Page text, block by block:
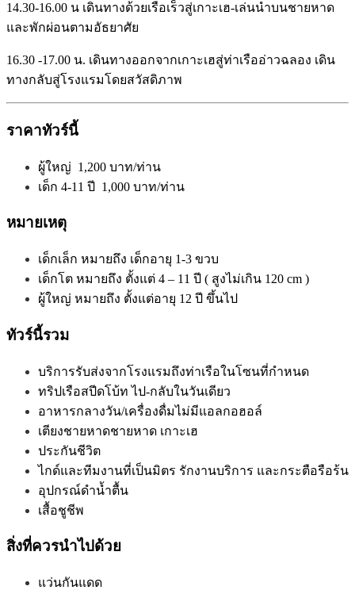
14.30-16.00 น เดินทางด้วยเรือเร็วสู่เกาะเฮ-เล่นนําบนชายหาด
และพักผ่อนตามอัธยาศัย
16.30 -17.00 น. เดินทางออกจากเกาะเฮสู่ท่าเรืออ่าวฉลอง เดิน
ทางกลับสู่โรงแรมโดยสวัสดิภาพ
ราคาทัวร์นี้
ผู้ใหญ่ 1,200 บาท/ท่าน
เด็ก 4-11 ปี 1,000 บาท/ท่าน
หมายเหตุ
เด็กเล็ก หมายถึง เด็กอายุ 1-3 ขวบ
เด็กโต หมายถึง ตั้งแต่ 4 – 11 ปี ( สูงไม่เกิน 120 cm )
ผู้ใหญ่ หมายถึง ตั้งแต่อายุ 12 ปี ขึ้นไป
ทัวร์นี้รวม
บริการรับส่งจากโรงแรมถึงท่าเรือในโซนที่กำหนด
ทริปเรือสปีดโบ้ท ไป-กลับในวันเดียว
อาหารกลางวัน/เครื่องดื่มไม่มีแอลกอฮอล์
เตียงชายหาดชายหาด เกาะเฮ
ประกันชีวิต
ไกด์และทีมงานที่เป็นมิตร รักงานบริการ และกระตือรือร้น
อุปกรณ์ดำน้ำตื้น
เสื้อชูชีพ
สิ่งที่ควรนำไปด้วย
แว่นกันแดด